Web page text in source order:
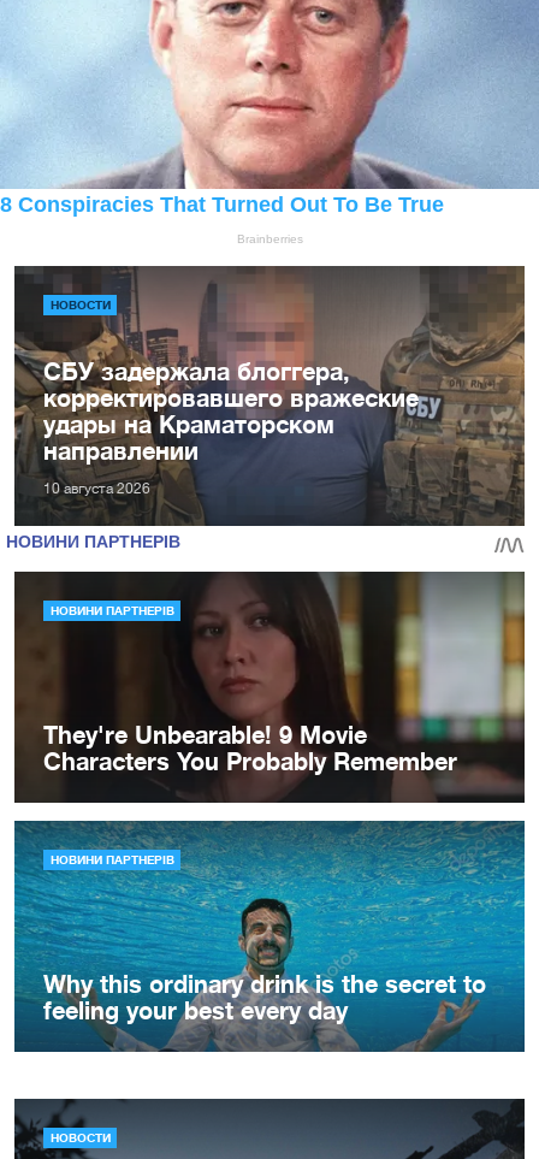
НОВОСТИ
СБУ задержала блоггера,
корректировавшего вражеские
удары на Краматорском
направлении
10 августа 2026
НОВОСТИ